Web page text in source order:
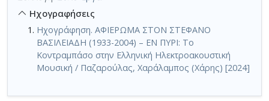
Ηχογραφήσεις
Ηχογράφηση. ΑΦΙΕΡΩΜΑ ΣΤΟΝ ΣΤΕΦΑΝΟ
ΒΑΣΙΛΕΙΑΔΗ (1933-2004) – ΕΝ ΠΥΡΙ: Το
Κοντραμπάσο στην Ελληνική Ηλεκτροακουστική
Μουσική / Παζαρούλας, Χαράλαμπος (Χάρης) [2024]